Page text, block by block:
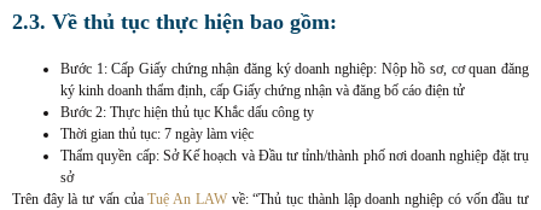
2.3. Về thủ tục thực hiện bao gồm:
Bước 1: Cấp Giấy chứng nhận đăng ký doanh nghiệp: Nộp hồ sơ, cơ quan đăng
ký kinh doanh thẩm định, cấp Giấy chứng nhận và đăng bố cáo điện tử
Bước 2: Thực hiện thủ tục Khắc dấu công ty
Thời gian thủ tục: 7 ngày làm việc
Thẩm quyền cấp: Sở Kế hoạch và Đầu tư tỉnh/thành phố nơi doanh nghiệp đặt trụ
sở
Trên đây là tư vấn củaTuệ An LAWvề: “Thủ tục thành lập doanh nghiệp có vốn đầu tư